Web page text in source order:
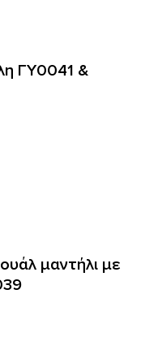
ΓΥ0041 &
μαντήλι με